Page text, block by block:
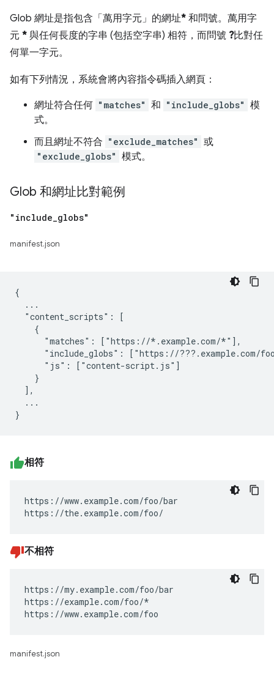
Glob 網址是指包含「萬用字元」的網址* 和問號。萬用字
元 * 與任何長度的字串 (包括空字串) 相符，而問號 ?比對任
何單一字元。
如有下列情況，系統會將內容指令碼插入網頁：
網址符合任何 "matches" 和 "include_globs" 模
式。
而且網址不符合 "exclude_matches" 或
"exclude_globs" 模式。
Glob 和網址比對範例
"include_globs"
manifest.json
{
  ...
  "content_scripts": [
    {
      "matches": ["https://*.example.com/*"],
"include_globs": ["https://???.example.com/
      "js": ["content-script.js"]
    }
  ],
  ...
相符
https://www.example.com/foo/bar
https://the.example.com/foo/
不相符
https://my.example.com/foo/bar
https://example.com/foo/*
https://www.example.com/foo
manifest.json